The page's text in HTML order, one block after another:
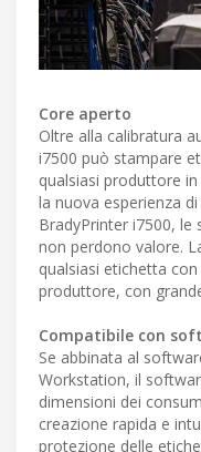
Core aperto
Oltre alla calibratura
i7500 può stampare
qualsiasi produttore
la nuova esperienza
BradyPrinter i7500,
non perdono valore.
qualsiasi etichetta
produttore, con
Compatibile con
Se abbinata al
Workstation, il
dimensioni dei
creazione rapida e
protezione delle